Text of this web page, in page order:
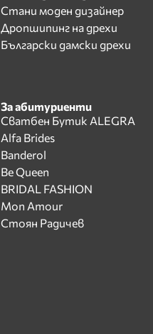
Стани моден дизайнер
Дропшипинг на дрехи
Български дамски дрехи
За абитуриенти
Сватбен Бутик ALEGRA
Alfa Brides
Banderol
Be Queen
BRIDAL FASHION
Mon Amour
Стоян Радичев